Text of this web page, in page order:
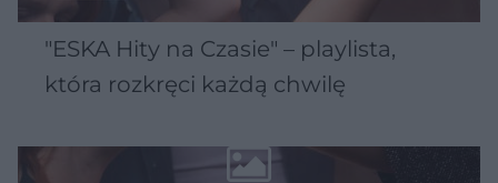
"ESKA Hity na Czasie" – playlista,
która rozkręci każdą chwilę